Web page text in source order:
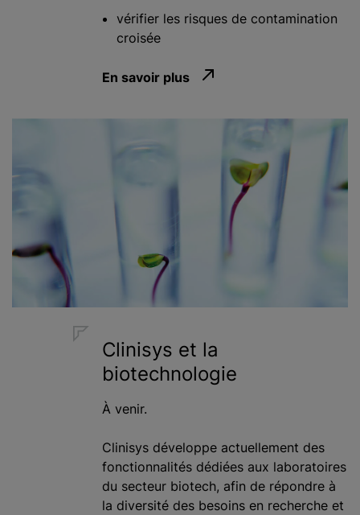
vérifier les risques de contamination
croisée
En savoir plus
Clinisys et la
biotechnologie
À venir.
Clinisys développe actuellement des
fonctionnalités dédiées aux laboratoires
du secteur biotech, afin de répondre à
la diversité des besoins en recherche et